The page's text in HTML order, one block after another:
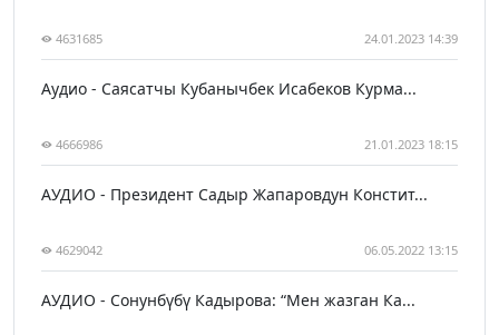
4631685 24.01.2023 14:39
Аудио - Саясатчы Кубанычбек Исабеков Курма...
4666986 21.01.2023 18:15
АУДИО - Президент Садыр Жапаровдун Констит...
4629042 06.05.2022 13:15
АУДИО - Сонунбүбү Кадырова: “Мен жазган Ка...